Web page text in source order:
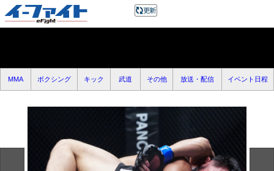
MMA ボクシング キック 武道 その他 放送・配信 イベント日程